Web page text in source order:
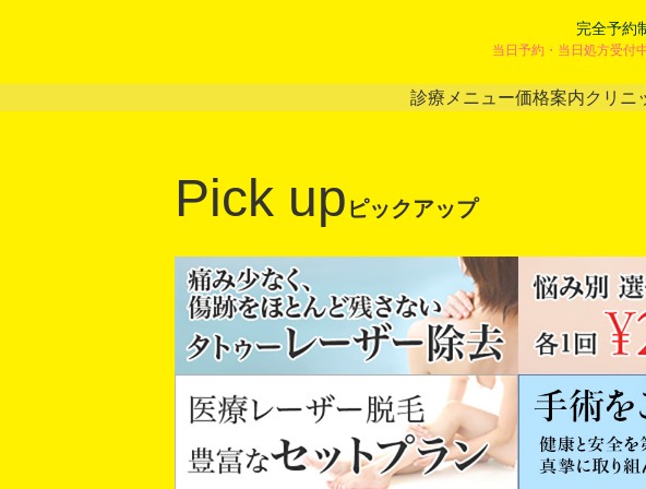
完全予約
当日予約・当日処方受
診療メニュー価格案内クリニ
Pick up ピックアップ